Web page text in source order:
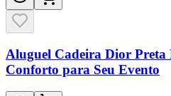
Aluguel Cadeira Dior Preta
Conforto para Seu Evento